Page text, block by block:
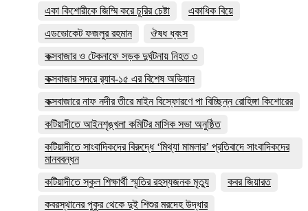
একা কিশোরীকে জিম্মি করে চুরির চেষ্টা
একাধিক বিয়ে
এডভোকেট ফজলুর রহমান
ঔষধ ধ্বংস
কক্সবাজার ও টেকনাফে সড়ক দুর্ঘটনায় নিহত ৩
কক্সবাজার সদরে র‍্যাব-১৫ এর বিশেষ অভিযান
কক্সবাজারে নাফ নদীর তীরে মাইন বিস্ফোরণে পা বিচ্ছিন্ন রোহিঙ্গা কিশোরের
কটিয়াদীতে আইনশৃঙ্খলা কমিটির মাসিক সভা অনুষ্ঠিত
কটিয়াদীতে সাংবাদিকদের বিরুদ্ধে ‘মিথ্যা মামলার’ প্রতিবাদে সাংবাদিকদের
মানববন্ধন
কটিয়াদীতে স্কুল শিক্ষার্থী স্মৃতির রহস্যজনক মৃত্যু
কবর জিয়ারত
কবরস্থানের পুকুর থেকে দুই শিশুর মরদেহ উদ্ধার